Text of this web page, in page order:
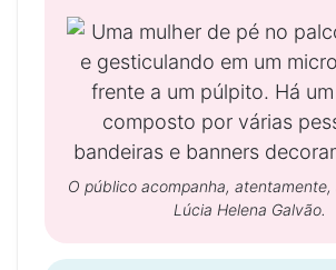
O público acompanha,
Lúcia Helena Galvão.